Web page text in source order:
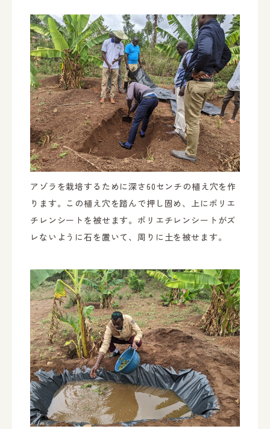
アゾラを栽培するために深さ60センチの植え穴を作
ります。この植え穴を踏んで押し固め、上にポリエ
チレンシートを被せます。ポリエチレンシートがズ
レないように石を置いて、周りに土を被せます。